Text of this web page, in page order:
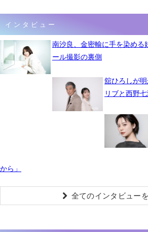
インタビュー
南沙良、金密輸に手を染め
ール撮影の裏側
舘ひろしが
リブと西野
から」
全てのインタビュー